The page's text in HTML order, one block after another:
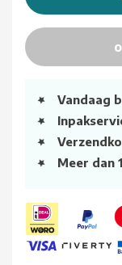
Vandaag
Meer dan